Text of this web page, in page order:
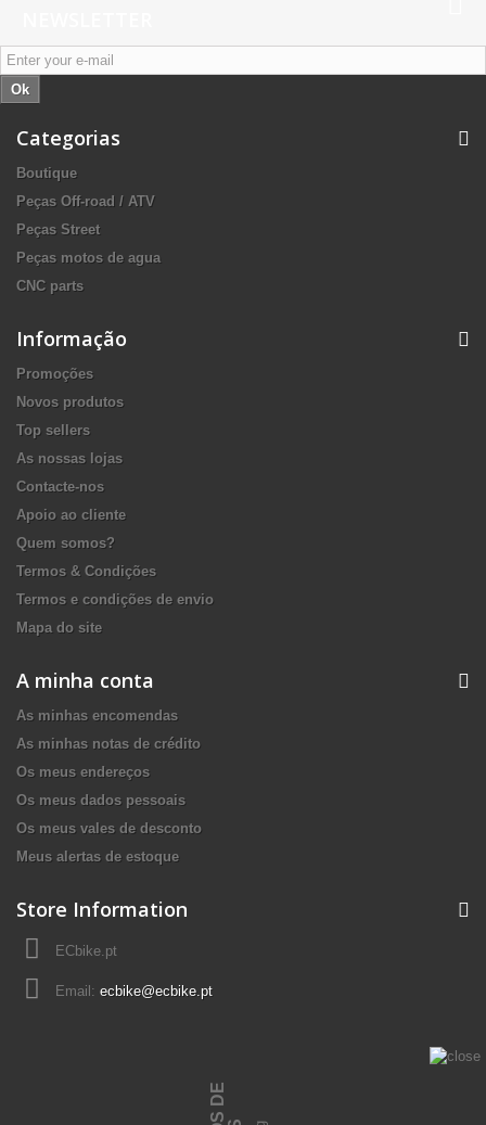
Ok
Categorias
Boutique
Peças Off-road / ATV
Peças Street
Peças motos de agua
CNC parts
Informação
Promoções
Novos produtos
Top sellers
As nossas lojas
Contacte-nos
Apoio ao cliente
Quem somos?
Termos & Condições
Termos e condições de envio
Mapa do site
A minha conta
As minhas encomendas
As minhas notas de crédito
Os meus endereços
Os meus dados pessoais
Os meus vales de desconto
Meus alertas de estoque
Store Information
ECbike.pt
Email: ecbike@ecbike.pt